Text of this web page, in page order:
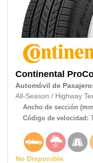
Continental
Automóvil de
All-Season / Highway
Ancho de sección
Código de velocidad:
No Disponible